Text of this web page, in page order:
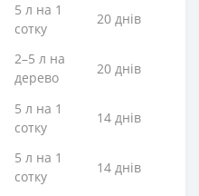
5 л на 1
сотку
20 днів
2–5 л на
дерево
20 днів
5 л на 1
сотку
14 днів
5 л на 1
сотку
14 днів